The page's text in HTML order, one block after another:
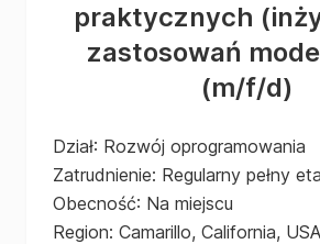
praktycznych
zastosowań
(m/f/d)
Dział: Rozwój oprogramowania
Zatrudnienie: Regularny pełny
Obecność: Na miejscu
Region: Camarillo, California, USA